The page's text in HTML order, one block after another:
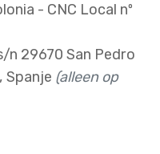
- CNC Local nº
n 29670 San Pedro
Spanje (alleen op